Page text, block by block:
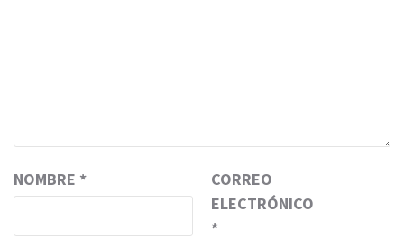
NOMBRE *
CORREO
ELECTRÓNICO
*